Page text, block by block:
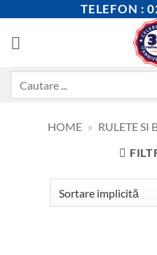
content
TELEFON :
HOME » RULETE SI